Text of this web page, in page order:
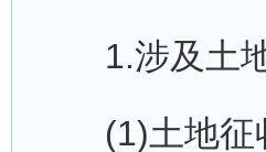
1.涉及土地
(1)土地征